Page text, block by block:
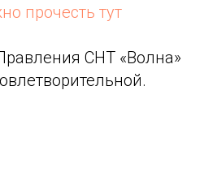
прочесть тут
СНТ «Волна»